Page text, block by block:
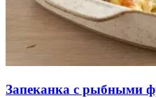
Запеканка с рыбными